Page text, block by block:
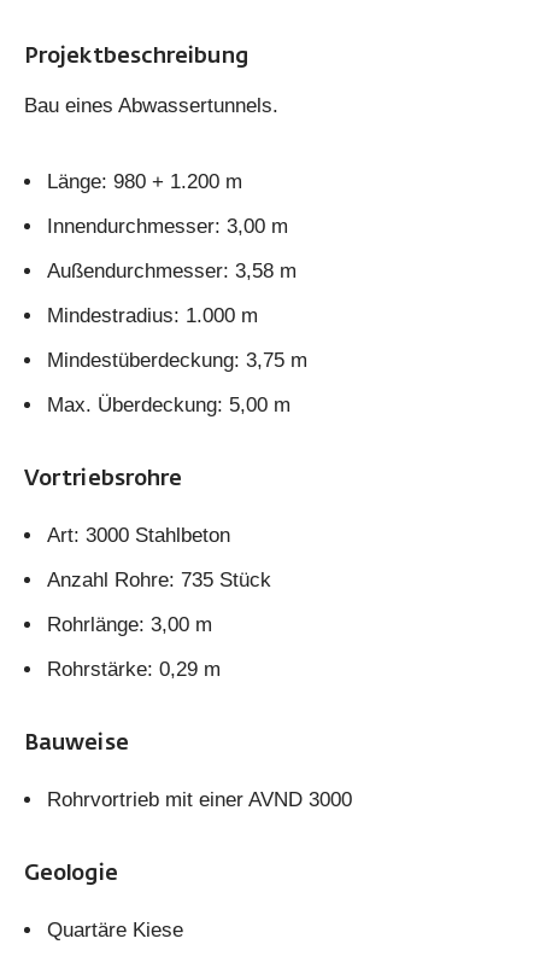
Projektbeschreibung
Bau eines Abwassertunnels.
Länge: 980 + 1.200 m
Innendurchmesser: 3,00 m
Außendurchmesser: 3,58 m
Mindestradius: 1.000 m
Mindestüberdeckung: 3,75 m
Max. Überdeckung: 5,00 m
Vortriebsrohre
Art: 3000 Stahlbeton
Anzahl Rohre: 735 Stück
Rohrlänge: 3,00 m
Rohrstärke: 0,29 m
Bauweise
Rohrvortrieb mit einer AVND 3000
Geologie
Quartäre Kiese